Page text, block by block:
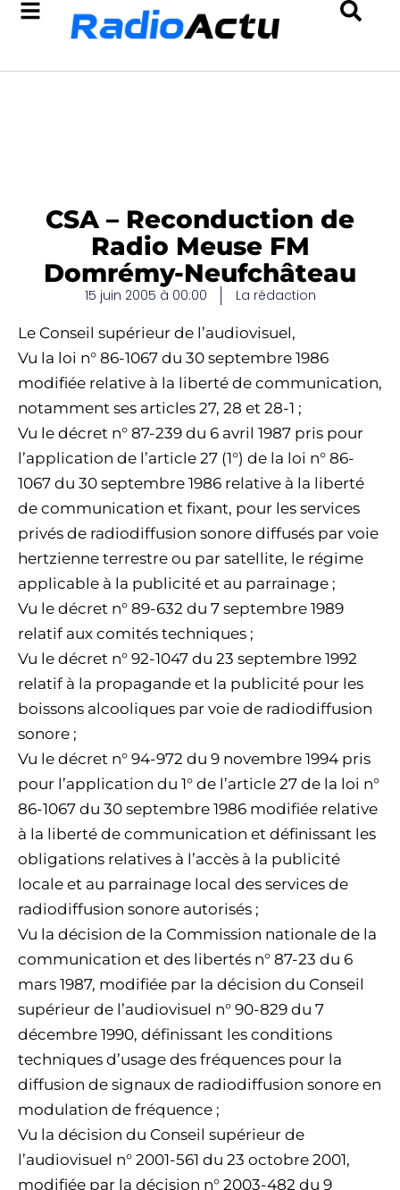
CSA – Reconduction de
Radio Meuse FM
Domrémy-Neufchâteau
15 juin 2005 à 00:00 La rédaction
Le Conseil supérieur de l’audiovisuel,
Vu la loi n° 86-1067 du 30 septembre 1986
modifiée relative à la liberté de communication,
notamment ses articles 27, 28 et 28-1 ;
Vu le décret n° 87-239 du 6 avril 1987 pris pour
l’application de l’article 27 (1°) de la loi n° 86-
1067 du 30 septembre 1986 relative à la liberté
de communication et fixant, pour les services
privés de radiodiffusion sonore diffusés par voie
hertzienne terrestre ou par satellite, le régime
applicable à la publicité et au parrainage ;
Vu le décret n° 89-632 du 7 septembre 1989
relatif aux comités techniques ;
Vu le décret n° 92-1047 du 23 septembre 1992
relatif à la propagande et la publicité pour les
boissons alcooliques par voie de radiodiffusion
sonore ;
Vu le décret n° 94-972 du 9 novembre 1994 pris
pour l’application du 1° de l’article 27 de la loi n°
86-1067 du 30 septembre 1986 modifiée relative
à la liberté de communication et définissant les
obligations relatives à l’accès à la publicité
locale et au parrainage local des services de
radiodiffusion sonore autorisés ;
Vu la décision de la Commission nationale de la
communication et des libertés n° 87-23 du 6
mars 1987, modifiée par la décision du Conseil
supérieur de l’audiovisuel n° 90-829 du 7
décembre 1990, définissant les conditions
techniques d’usage des fréquences pour la
diffusion de signaux de radiodiffusion sonore en
modulation de fréquence ;
Vu la décision du Conseil supérieur de
l’audiovisuel n° 2001-561 du 23 octobre 2001,
modifiée par la décision n° 2003-482 du 9